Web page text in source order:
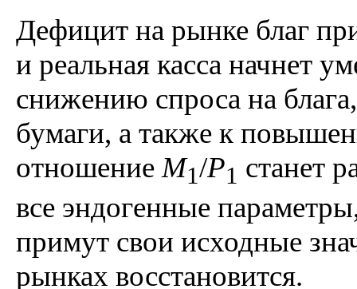
Дефицит на рынке благ
и реальная касса начнет
снижению спроса на
бумаги, а также к
отношение M1/P1 станет
все эндогенные
примут свои исходные
рынках восстановится.